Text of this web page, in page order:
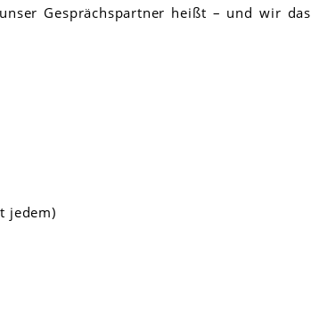
Gesprächspartner heißt – und wir das
jedem)